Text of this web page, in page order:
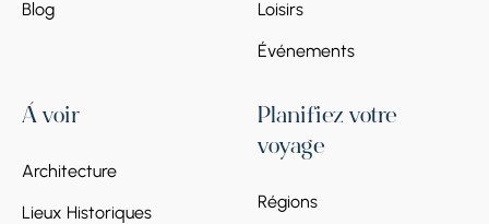
Blog
Loisirs
Événements
À voir
Architecture
Lieux Historiques
Planifiez votre
voyage
Régions